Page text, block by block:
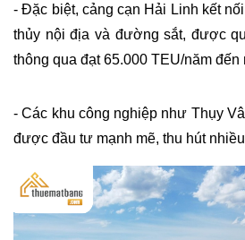
- Đặc biệt, cảng cạn Hải Linh kết
thủy nội địa và đường sắt, được
thông qua đạt 65.000 TEU/năm đến
- Các khu công nghiệp như Thụy
được đầu tư mạnh mẽ, thu hút